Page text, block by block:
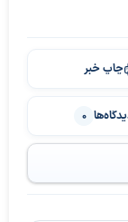
چاپ خبر
0